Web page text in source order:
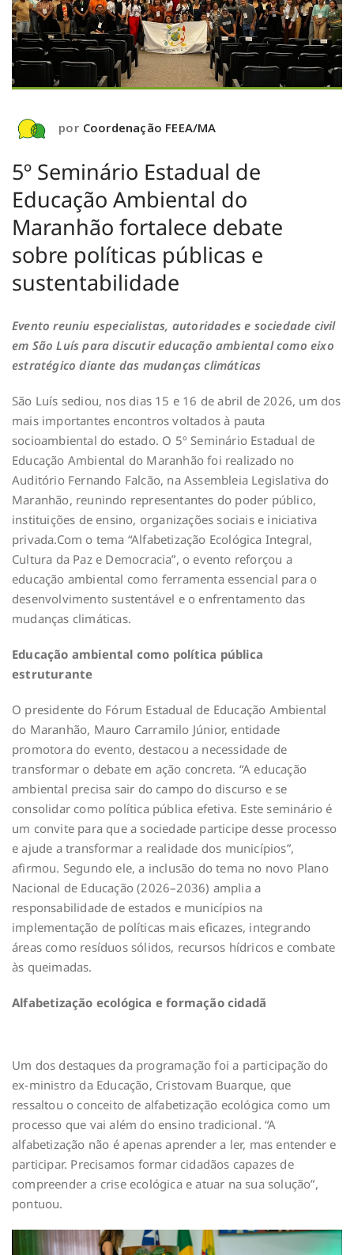
por Coordenação FEEA/MA
5º Seminário Estadual de
Educação Ambiental do
Maranhão fortalece debate
sobre políticas públicas e
sustentabilidade
Evento reuniu especialistas, autoridades e sociedade civil
em São Luís para discutir educação ambiental como eixo
estratégico diante das mudanças climáticas
São Luís sediou, nos dias 15 e 16 de abril de 2026, um dos
mais importantes encontros voltados à pauta
socioambiental do estado. O 5º Seminário Estadual de
Educação Ambiental do Maranhão foi realizado no
Auditório Fernando Falcão, na Assembleia Legislativa do
Maranhão, reunindo representantes do poder público,
instituições de ensino, organizações sociais e iniciativa
privada.Com o tema “Alfabetização Ecológica Integral,
Cultura da Paz e Democracia”, o evento reforçou a
educação ambiental como ferramenta essencial para o
desenvolvimento sustentável e o enfrentamento das
mudanças climáticas.
Educação ambiental como política pública
estruturante
O presidente do Fórum Estadual de Educação Ambiental
do Maranhão, Mauro Carramilo Júnior, entidade
promotora do evento, destacou a necessidade de
transformar o debate em ação concreta. “A educação
ambiental precisa sair do campo do discurso e se
consolidar como política pública efetiva. Este seminário é
um convite para que a sociedade participe desse processo
e ajude a transformar a realidade dos municípios”,
afirmou. Segundo ele, a inclusão do tema no novo Plano
Nacional de Educação (2026–2036) amplia a
responsabilidade de estados e municípios na
implementação de políticas mais eficazes, integrando
áreas como resíduos sólidos, recursos hídricos e combate
às queimadas.
Alfabetização ecológica e formação cidadã
Um dos destaques da programação foi a participação do
ex-ministro da Educação, Cristovam Buarque, que
ressaltou o conceito de alfabetização ecológica como um
processo que vai além do ensino tradicional. “A
alfabetização não é apenas aprender a ler, mas entender e
participar. Precisamos formar cidadãos capazes de
compreender a crise ecológica e atuar na sua solução”,
pontuou.